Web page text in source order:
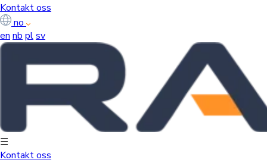
Kontakt oss
no
en nb plsv
☰
Kontakt oss